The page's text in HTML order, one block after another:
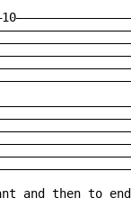
and then to